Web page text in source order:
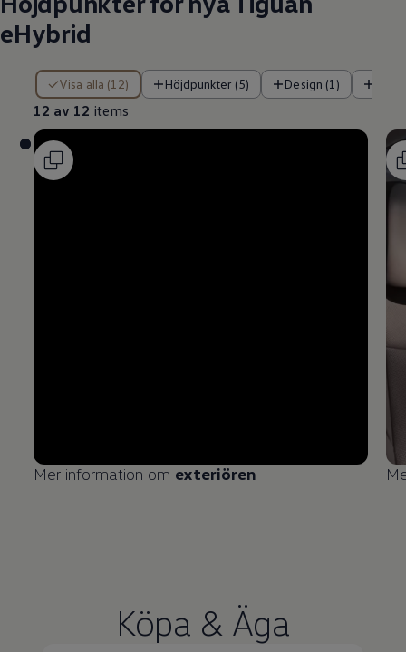
eHybrid
Visa alla (12) Höjdpunkter (5) Design (1)
12 av 12 items
12 av 12 items
Mer information om exteriören
Köpa & Äga